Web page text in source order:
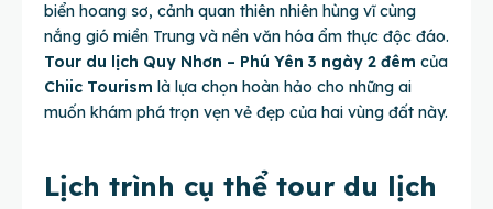
biển hoang sơ, cảnh quan thiên nhiên hùng vĩ cùng
nắng gió miền Trung và nền văn hóa ẩm thực độc đáo.
Tour du lịch Quy Nhơn – Phú Yên 3 ngày 2 đêm của
Chiic Tourism là lựa chọn hoàn hảo cho những ai
muốn khám phá trọn vẹn vẻ đẹp của hai vùng đất này.
Lịch trình cụ thể tour du lịch